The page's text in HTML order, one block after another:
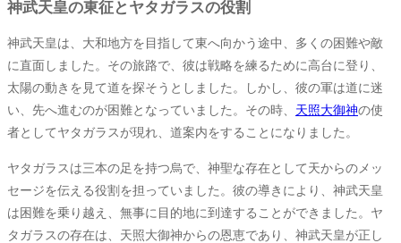
神武天皇の東征とヤタガラスの役割
神武天皇は、大和地方を目指して東へ向かう途中、多くの困難や敵
に直面しました。その旅路で、彼は戦略を練るために高台に登り、
太陽の動きを見て道を探そうとしました。しかし、彼の軍は道に迷
い、先へ進むのが困難となっていました。その時、 天照大御神の使
者としてヤタガラスが現れ、道案内をすることになりました。
ヤタガラスは三本の足を持つ烏で、神聖な存在として天からのメッ
セージを伝える役割を担っていました。彼の導きにより、神武天皇
は困難を乗り越え、無事に目的地に到達することができました。ヤ
タガラスの存在は、天照大御神からの恩恵であり、神武天皇が正し